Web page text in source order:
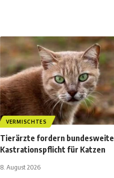
VERMISCHTES
Tierärzte fordern bundesweite
Kastrationspflicht für Katzen
8. August 2026